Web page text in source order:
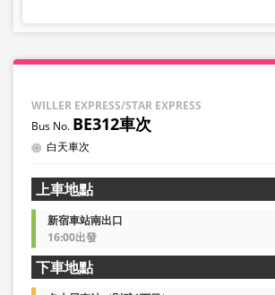
WILLER EXPRESS/STAR EXPRESS
BE312車次
白天車次
上車地點
新宿車站南出口
16:00出發
下車地點